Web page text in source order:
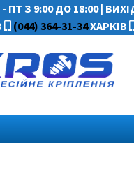
ПТ З 9:00 ДО 18:00|
(044) 364-31-34ХАРКІВ